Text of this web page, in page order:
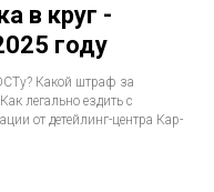
в круг -
году
Какой штраф за
легально ездить с
от детейлинг-центра Кар-